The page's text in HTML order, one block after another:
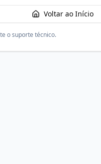
Voltar ao Início
o suporte técnico.